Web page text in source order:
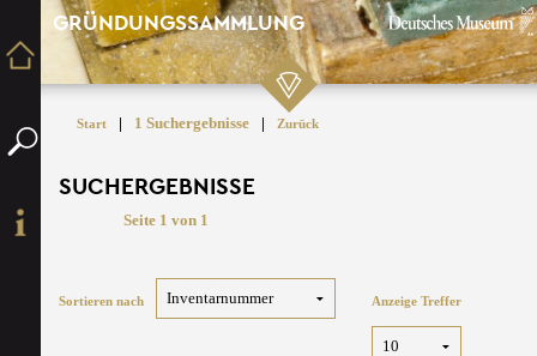
GRÜNDUNGSSAMMLUNG
Start | 1 Suchergebnisse | Zurück
SUCHERGEBNISSE
Seite 1 von 1
Sortieren nach Anzeige Treffer